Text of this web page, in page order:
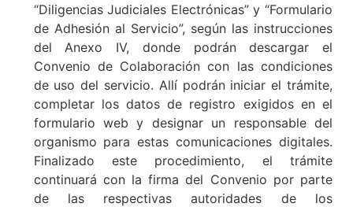
“Diligencias Judiciales Electrónicas” y “Formulario
de Adhesión al Servicio”, según las instrucciones
del Anexo IV, donde podrán descargar el
Convenio de Colaboración con las condiciones
de uso del servicio. Allí podrán iniciar el trámite,
completar los datos de registro exigidos en el
formulario web y designar un responsable del
organismo para estas comunicaciones digitales.
Finalizado este procedimiento, el trámite
continuará con la firma del Convenio por parte
de las respectivas autoridades de los